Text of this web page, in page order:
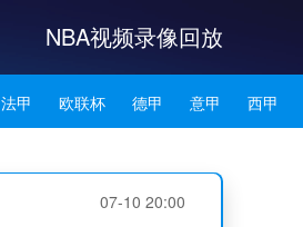
NBA视频录像回放
法甲 欧联杯 德甲 意甲 西甲
NBA东契奇
07-10 20:00